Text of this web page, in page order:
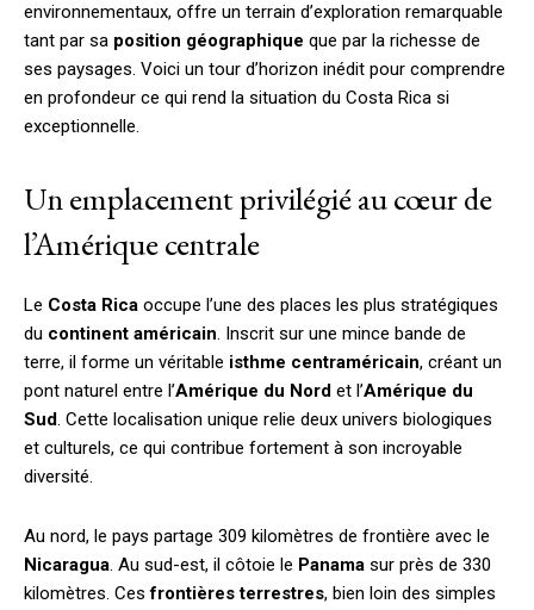
environnementaux, offre un terrain d’exploration remarquable
tant par sa position géographique que par la richesse de
ses paysages. Voici un tour d’horizon inédit pour comprendre
en profondeur ce qui rend la situation du Costa Rica si
exceptionnelle.
Un emplacement privilégié au cœur de
l’Amérique centrale
Le Costa Rica occupe l’une des places les plus stratégiques
du continent américain. Inscrit sur une mince bande de
terre, il forme un véritable isthme centraméricain, créant un
pont naturel entre l’Amérique du Nord et l’Amérique du
Sud. Cette localisation unique relie deux univers biologiques
et culturels, ce qui contribue fortement à son incroyable
diversité.
Au nord, le pays partage 309 kilomètres de frontière avec le
Nicaragua. Au sud-est, il côtoie le Panama sur près de 330
kilomètres. Cesfrontières terrestres, bien loin des simples